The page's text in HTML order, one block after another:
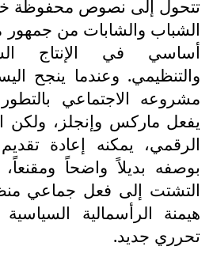
تتحول إلى نصوص محفوظة
الشباب والشابات من
أساسي في الإنتاج
والتنظيمي. وعندما ينجح
مشروعه الاجتماعي
يفعل ماركس وإنجلز، ولكن
الرقمي، يمكنه إعادة تقديم
بوصفه بديلاً واضحاً
التشتت إلى فعل جماعي
هيمنة الرأسمالية
تحرري جديد.